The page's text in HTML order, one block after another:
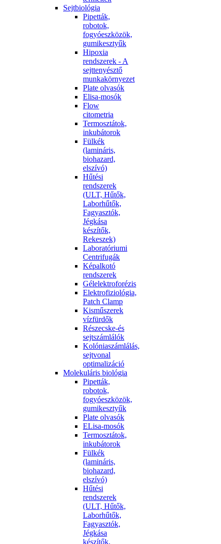
Sejtbiológia
Pipetták,
robotok,
fogyóeszközök,
gumikesztyűk
Hipoxia
rendszerek - A
sejttenyésztő
munkakörnyezet
Plate olvasók
Elisa-mosók
Flow
citometria
Termosztátok,
inkubátorok
Fülkék
(lamináris,
biohazard,
elszívó)
Hűtési
rendszerek
(ULT, Hűtők,
Laborhűtők,
Fagyasztók,
Jégkása
készítők,
Rekeszek)
Laboratóriumi
Centrifugák
Képalkotó
rendszerek
Gélelektroforézis
Elektrofiziológia,
Patch Clamp
Kisműszerek
vízfürdők
Részecske-és
sejtszámlálók
Kolóniaszámlálás,
sejtvonal
optimalizáció
Molekuláris biológia
Pipetták,
robotok,
fogyóeszközök,
gumikesztyűk
Plate olvasók
ELisa-mosók
Termosztátok,
inkubátorok
Fülkék
(lamináris,
biohazard,
elszívó)
Hűtési
rendszerek
(ULT, Hűtők,
Laborhűtők,
Fagyasztók,
Jégkása
készítők,